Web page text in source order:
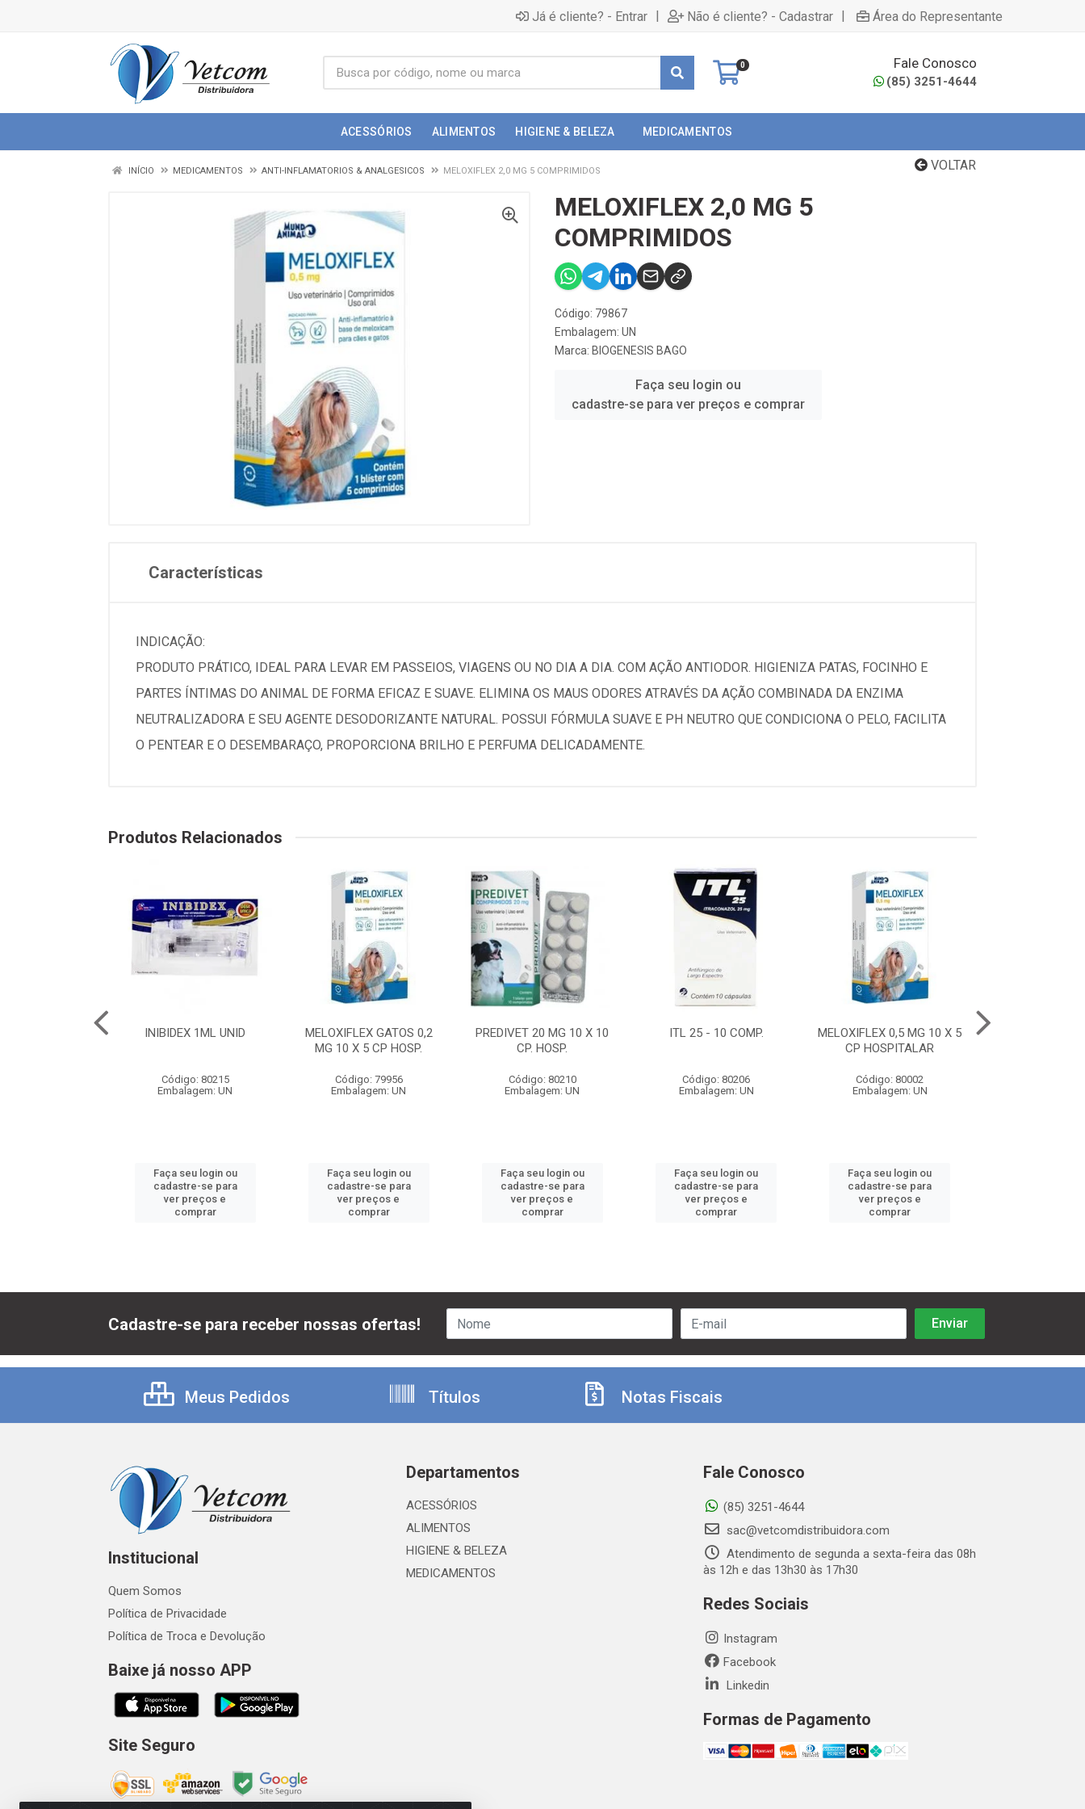
Já é cliente? - Entrar | Não é cliente? - Cadastrar | Área do Representante
0 Fale Conosco
(85) 3251-4644
ACESSÓRIOS ALIMENTOS HIGIENE & BELEZA MEDICAMENTOS
VOLTAR
INÍCIO MEDICAMENTOS ANTI-INFLAMATORIOS & ANALGESICOS MELOXIFLEX 2,0 MG 5 COMPRIMIDOS
MELOXIFLEX 2,0 MG 5
COMPRIMIDOS
Código: 79867
Embalagem: UN
Marca: BIOGENESIS BAGO
Faça seu login ou
cadastre-se para ver preços e comprar
Características
INDICAÇÃO:
PRODUTO PRÁTICO, IDEAL PARA LEVAR EM PASSEIOS, VIAGENS OU NO DIA A DIA. COM AÇÃO ANTIODOR. HIGIENIZA PATAS, FOCINHO E
PARTES ÍNTIMAS DO ANIMAL DE FORMA EFICAZ E SUAVE. ELIMINA OS MAUS ODORES ATRAVÉS DA AÇÃO COMBINADA DA ENZIMA
NEUTRALIZADORA E SEU AGENTE DESODORIZANTE NATURAL. POSSUI FÓRMULA SUAVE E PH NEUTRO QUE CONDICIONA O PELO, FACILITA
O PENTEAR E O DESEMBARAÇO, PROPORCIONA BRILHO E PERFUMA DELICADAMENTE.
Produtos Relacionados
INIBIDEX 1ML UNID
Código: 80215
Embalagem: UN
Faça seu login ou
cadastre-se para
ver preços e
comprar
MELOXIFLEX GATOS 0,2
MG 10 X 5 CP HOSP.
Código: 79956
Embalagem: UN
Faça seu login ou
cadastre-se para
ver preços e
comprar
PREDIVET 20 MG 10 X 10
CP. HOSP.
Código: 80210
Embalagem: UN
Faça seu login ou
cadastre-se para
ver preços e
comprar
ITL 25 - 10 COMP.
Código: 80206
Embalagem: UN
Faça seu login ou
cadastre-se para
ver preços e
comprar
MELOXIFLEX 0,5 MG 10 X 5
CP HOSPITALAR
Código: 80002
Embalagem: UN
Faça seu login ou
cadastre-se para
ver preços e
comprar
Cadastre-se para receber nossas ofertas!
Meus Pedidos Títulos Notas Fiscais
Institucional
Quem Somos
Política de Privacidade
Política de Troca e Devolução
Baixe já nosso APP
Site Seguro
Departamentos
ACESSÓRIOS
ALIMENTOS
HIGIENE & BELEZA
MEDICAMENTOS
Fale Conosco
(85) 3251-4644
sac@vetcomdistribuidora.com
Atendimento de segunda a sexta-feira das 08h
às 12h e das 13h30 às 17h30
Redes Sociais
Instagram
Facebook
Linkedin
Formas de Pagamento